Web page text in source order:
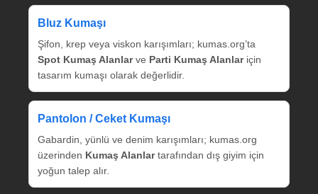
Bluz Kumaşı
Şifon, krep veya viskon karışımları; kumas.org’ta
Spot Kumaş Alanlarve Parti Kumaş Alanlariçin
tasarım kumaşı olarak değerlidir.
Pantolon / Ceket Kumaşı
Gabardin, yünlü ve denim karışımları; kumas.org
üzerinden Kumaş Alanlartarafından dış giyim için
yoğun talep alır.